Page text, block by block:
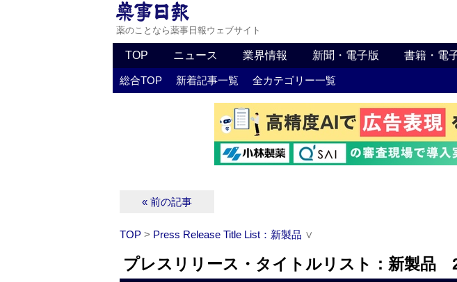
薬のことなら薬事日報ウェブサイト
TOP ニュース 業界情報 新聞・電子版 書籍・電
総合TOP 新着記事一覧 全カテゴリー一覧
« 前の記事
TOP > Press Release Title List：新製品 ∨
プレスリリース・タイトルリスト：新製品